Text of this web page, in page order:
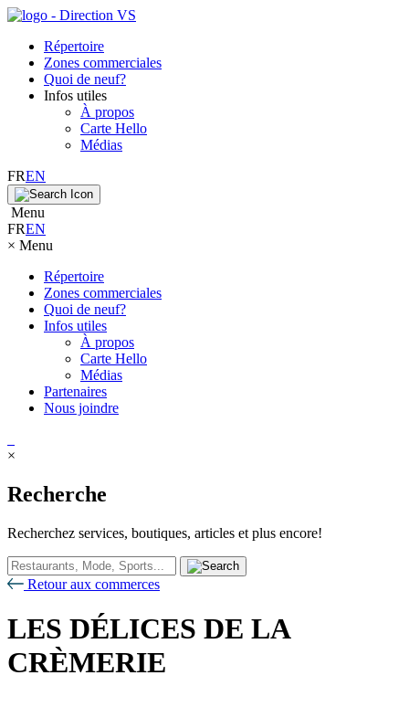
Répertoire
Zones commerciales
Quoi de neuf?
Infos utiles
À propos
Carte Hello
Médias
FREN
Menu
FREN
× Menu
Répertoire
Zones commerciales
Quoi de neuf?
Infos utiles
À propos
Carte Hello
Médias
Partenaires
Nous joindre
×
Recherche
Recherchez services, boutiques, articles et plus encore!
Retour aux commerces
LES DÉLICES DE LA
CRÈMERIE